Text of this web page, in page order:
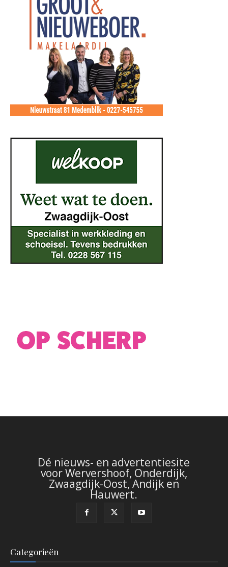
Dé nieuws- en advertentiesite
voor Wervershoof, Onderdijk,
Zwaagdijk-Oost, Andijk en
Hauwert.
Categorieën